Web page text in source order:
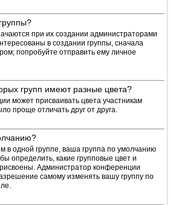
при их создании администраторами
в создании группы, сначала
попробуйте отправить ему личное
групп имеют разные цвета?
может присваивать цвета участникам
проще отличать друг от друга.
в одной группе, ваша группа по умолчанию
определить, какие групповые цвет и
Администратор конференции
самому изменять вашу группу по